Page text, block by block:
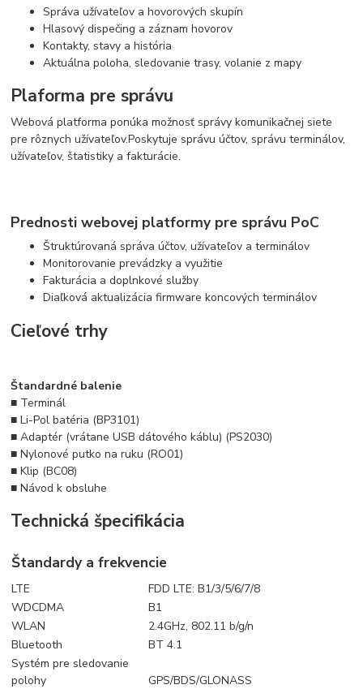
Správa užívateľov a hovorových skupín
Hlasový dispečing a záznam hovorov
Kontakty, stavy a história
Aktuálna poloha, sledovanie trasy, volanie z mapy
Plaforma pre správu
Webová platforma ponúka možnosť správy komunikačnej siete
pre rôznych užívateľov.Poskytuje správu účtov, správu terminálov,
užívateľov, štatistiky a fakturácie.
Prednosti webovej platformy pre správu PoC
Štruktúrovaná správa účtov, užívateľov a terminálov
Monitorovanie prevádzky a využitie
Fakturácia a doplnkové služby
Diaľková aktualizácia firmware koncových terminálov
Cieľové trhy
Štandardné balenie
■ Terminál
■ Li-Pol batéria (BP3101)
■ Adaptér (vrátane USB dátového káblu) (PS2030)
■ Nylonové putko na ruku (RO01)
■ Klip (BC08)
■ Návod k obsluhe
Technická špecifikácia
Štandardy a frekvencie
LTE
FDD LTE: B1/3/5/6/7/8
WDCDMA
B1
WLAN
2.4GHz, 802.11 b/g/n
Bluetooth
BT 4.1
Systém pre sledovanie
polohy
GPS/BDS/GLONASS